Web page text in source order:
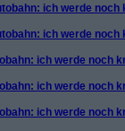
ich werde noch
ich werde noch
ich werde noch
ich werde noch
ich werde noch